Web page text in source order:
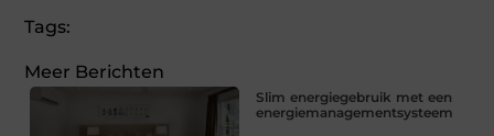
Tags:
Meer Berichten
Slim energiegebruik met een
energiemanagementsysteem